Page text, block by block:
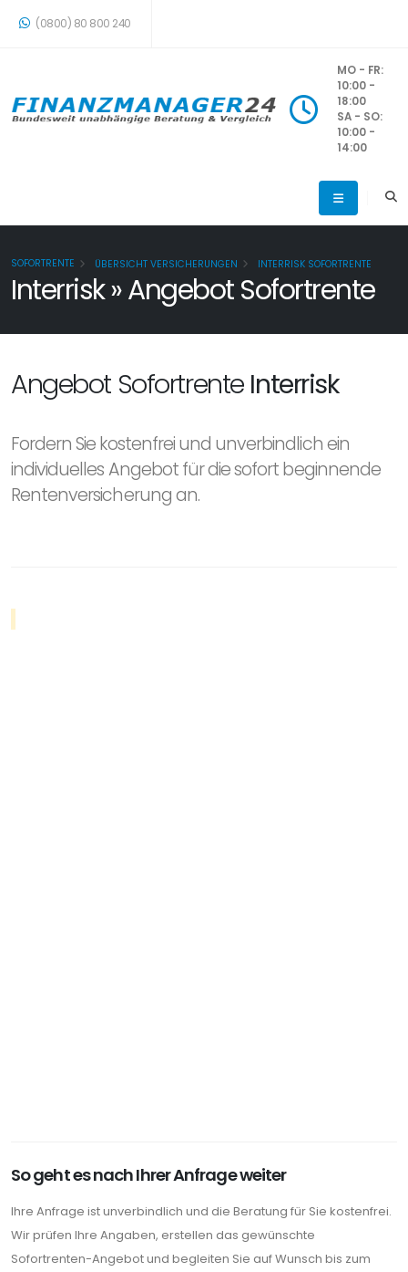
(0800) 80 800 240
MO - FR:
10:00 -
18:00
SA - SO:
10:00 -
14:00
SOFORTRENTE ÜBERSICHT VERSICHERUNGEN INTERRISK SOFORTRENTE
Interrisk » Angebot Sofortrente
Angebot Sofortrente Interrisk
Fordern Sie kostenfrei und unverbindlich ein
individuelles Angebot für die sofort beginnende
Rentenversicherung an.
So geht es nach Ihrer Anfrage weiter
Ihre Anfrage ist unverbindlich und die Beratung für Sie kostenfrei.
Wir prüfen Ihre Angaben, erstellen das gewünschte
Sofortrenten-Angebot und begleiten Sie auf Wunsch bis zum